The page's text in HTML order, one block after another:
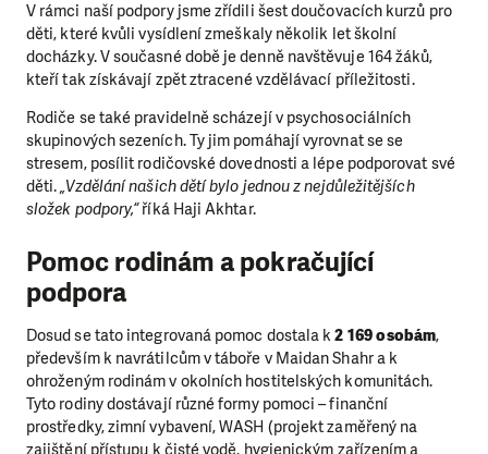
V rámci naší podpory jsme zřídili šest doučovacích kurzů pro
děti, které kvůli vysídlení zmeškaly několik let školní
docházky. V současné době je denně navštěvuje 164 žáků,
kteří tak získávají zpět ztracené vzdělávací příležitosti.
Rodiče se také pravidelně scházejí v psychosociálních
skupinových sezeních. Ty jim pomáhají vyrovnat se se
stresem, posílit rodičovské dovednosti a lépe podporovat své
děti.„Vzdělání našich dětí bylo jednou z nejdůležitějších
složek podpory,“říká Haji Akhtar.
Pomoc rodinám a pokračující
podpora
Dosud se tato integrovaná pomoc dostala k 2 169 osobám,
především k navrátilcům v táboře v Maidan Shahr a k
ohroženým rodinám v okolních hostitelských komunitách.
Tyto rodiny dostávají různé formy pomoci – finanční
prostředky, zimní vybavení, WASH (projekt zaměřený na
zajištění přístupu k čisté vodě, hygienickým zařízením a